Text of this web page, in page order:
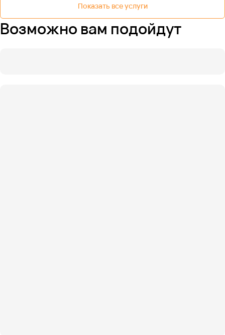
Показать все услуги
Возможно вам подойдут